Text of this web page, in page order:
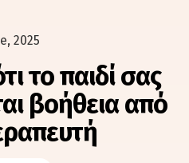
2025
το παιδί σας
βοήθεια από